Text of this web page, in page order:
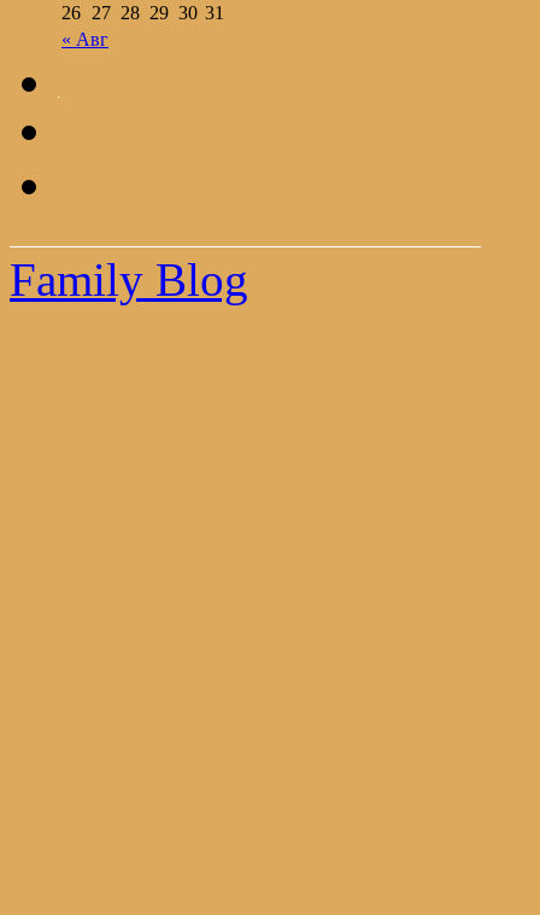
« Авг
26 27 28 29 30 31
Family Blog